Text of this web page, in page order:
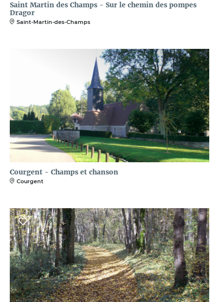
Saint Martin des Champs - Sur le chemin des pompes
Dragor
Saint-Martin-des-Champs
Courgent - Champs et chanson
Courgent